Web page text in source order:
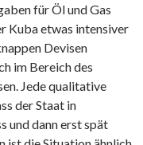
für Öl und Gas
Kuba etwas intensiver
Devisen
im Bereich des
Jede qualitative
der Staat in
und dann erst spät